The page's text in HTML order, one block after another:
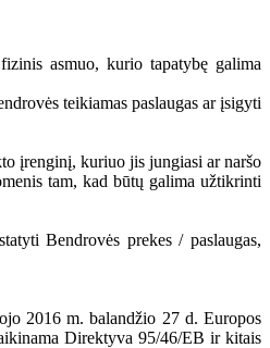
asmuo, kurio tapatybę galima
teikiamas paslaugas ar įsigyti
įrenginį, kuriuo jis jungiasi ar naršo
tam, kad būtų galima užtikrinti
Bendrovės prekes / paslaugas,
2016 m. balandžio 27 d. Europos
Direktyva 95/46/EB ir kitais